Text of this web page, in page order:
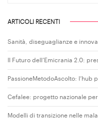
ARTICOLI RECENTI
Sanità, diseguaglianze e
Il Futuro dell’Emicrania 2.0:
PassioneMetodoAscolto: l’hub
Cefalee: progetto nazionale
Modelli di transizione nelle